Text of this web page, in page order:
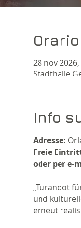
28 nov 2026,
Stadthalle
Info
Adresse:
Freie
oder per e-
„Turandot
und
erneut